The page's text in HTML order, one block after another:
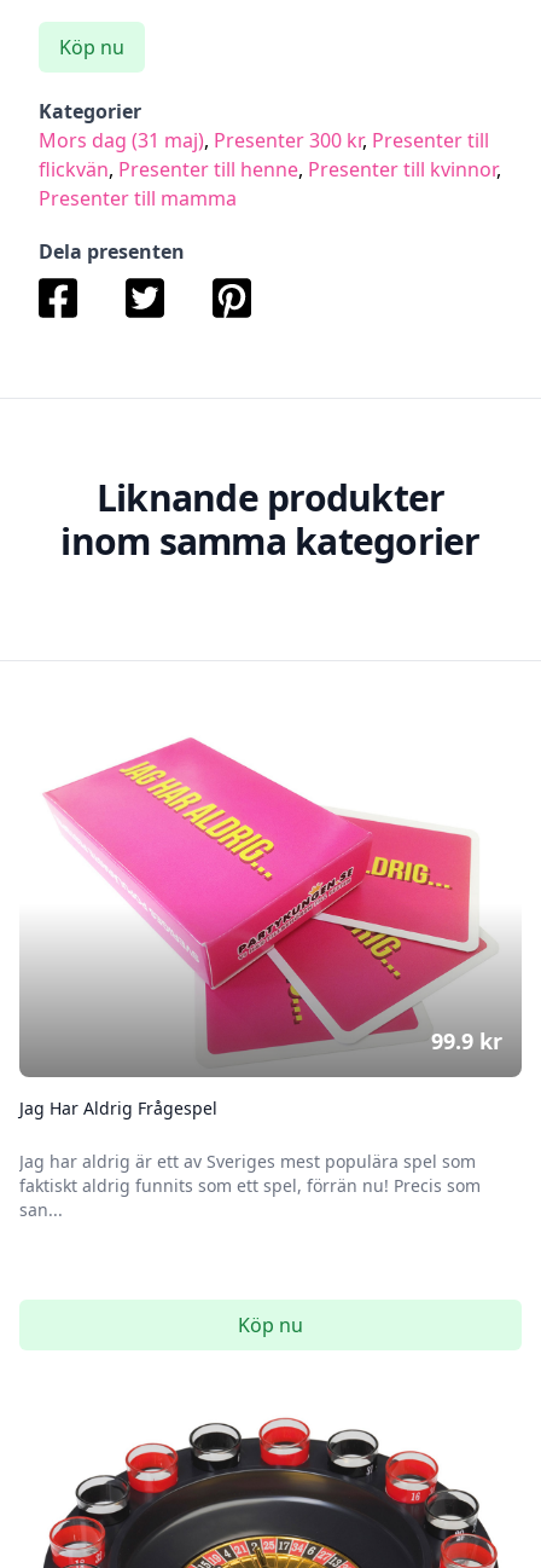
Köp nu
Kategorier
Mors dag (31 maj), Presenter 300 kr, Presenter till
flickvän, Presenter till henne, Presenter till kvinnor,
Presenter till mamma
Dela presenten
Liknande produkter
inom samma kategorier
Jag Har Aldrig Frågespel
Jag har aldrig är ett av Sveriges mest populära spel som
faktiskt aldrig funnits som ett spel, förrän nu! Precis som
san...
99.9 kr
Köp nu